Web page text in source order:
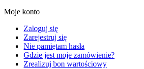
Moje konto
Zaloguj się
Zarejestruj się
Nie pamiętam hasła
Gdzie jest moje zamówienie?
Zrealizuj bon wartościowy